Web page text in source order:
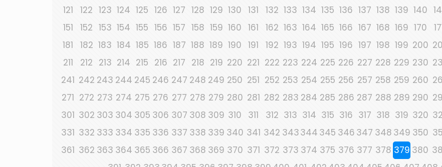
121
122 123 124 125 126 127 128 129 130 131 132 133 134 135 136 137 138 139 140
151
152 153 154 155 156 157 158 159 160 161 162 163 164 165 166 167 168 169 170
181
182 183 184 185 186 187 188 189 190 191 192 193 194 195 196 197 198 199 200
211
212 213 214 215 216 217 218 219 220 221 222 223 224 225 226 227 228 229 230
241 242 243 244 245 246 247 248 249 250 251 252 253 254 255 256 257 258 259 260
271 272 273 274 275 276 277 278 279 280 281 282 283 284 285 286 287 288 289 290
301 302 303 304 305 306 307 308 309 310 311 312 313 314 315 316 317 318 319 320
331 332 333 334 335 336 337 338 339 340 341 342 343344 345 346 347 348 349 350
361 362 363 364 365 366 367 368 369 370 371 372 373 374 375 376 377 378 379 380